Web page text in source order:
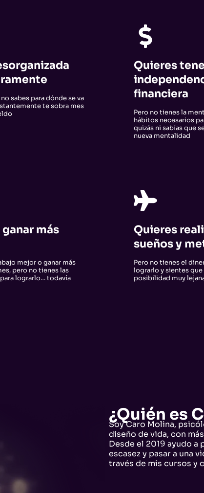
sabes para dónde se va
te sobra mes
Quieres
financiera
Pero no tienes la
hábitos necesarios
quizás ni sabías que
nueva mentalidad
más
mejor o ganar más
pero no tienes las
lograrlo… todavía
Quieres
sueños y
Pero no tienes el
lograrlo y sientes que
posibilidad muy
¿Quién es
Soy Caro Molina,
diseño de vida, con
Desde el 2019 ayudo a
escasez y pasar a una
través de mis cursos y